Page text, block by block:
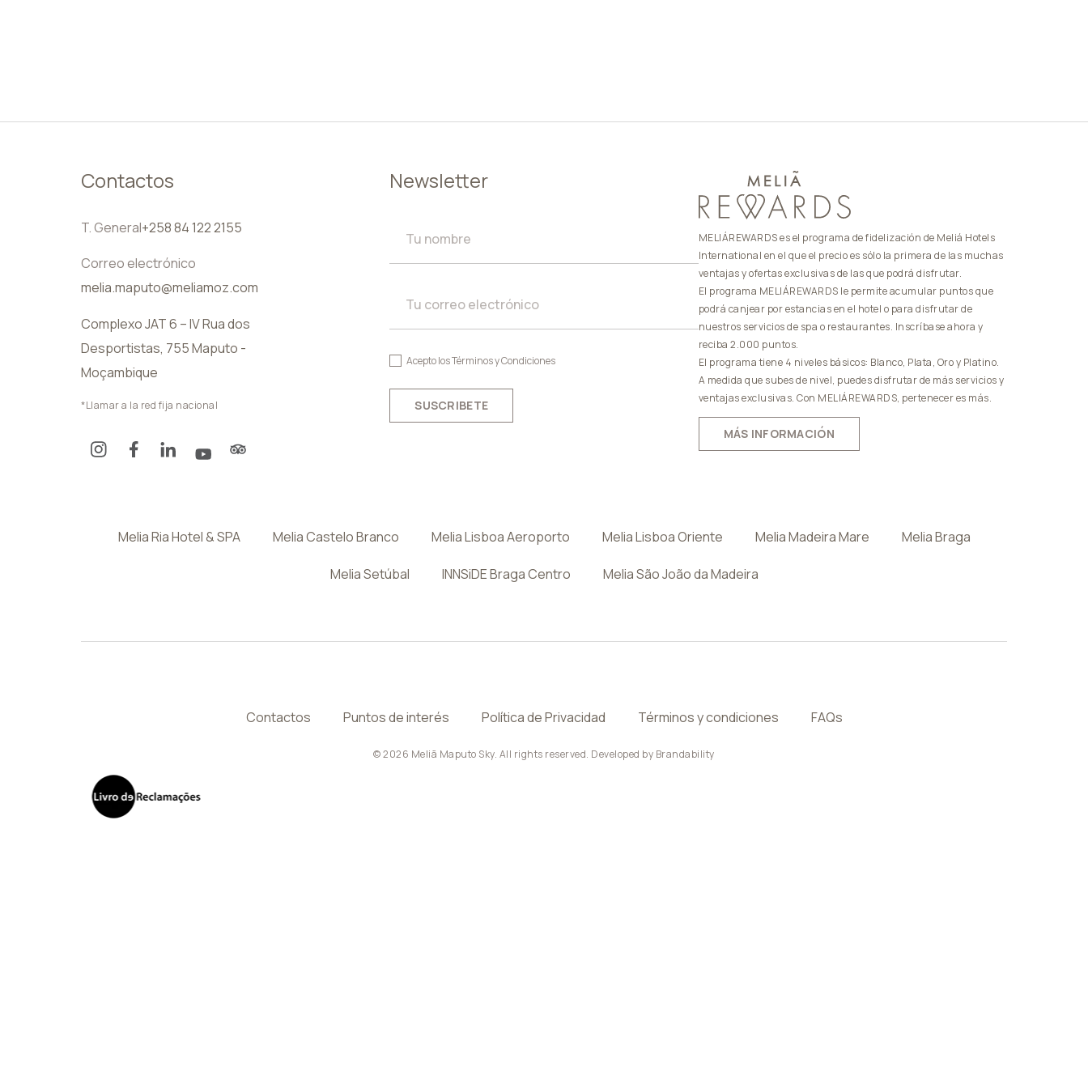
Contactos
T. General+258 84 122 2155
Correo electrónico
melia.maputo@meliamoz.com
Complexo JAT 6 – IV Rua dos
Desportistas, 755 Maputo -
Moçambique
*Llamar a la red fija nacional
Newsletter
Acepto losTérminos y Condiciones
SUSCRIBETE
MELIÁREWARDS es el programa de fidelización de Meliá Hotels
International en el que el precio es sólo la primera de las muchas
ventajas y ofertas exclusivas de las que podrá disfrutar.
El programa MELIÁREWARDS le permite acumular puntos que
podrá canjear por estancias en el hotel o para disfrutar de
nuestros servicios de spa o restaurantes. Inscríbase ahora y
reciba 2.000 puntos.
El programa tiene 4 niveles básicos: Blanco, Plata, Oro y Platino.
A medida que subes de nivel, puedes disfrutar de más servicios y
ventajas exclusivas. Con MELIÁREWARDS, pertenecer es más.
MÁS INFORMACIÓN
Melia Ria Hotel & SPA Melia Castelo Branco Melia Lisboa Aeroporto Melia Lisboa Oriente Melia Madeira Mare Melia Braga
Melia Setúbal INNSiDE Braga Centro Melia São João da Madeira
Contactos Puntos de interés Política de Privacidad Términos y condiciones FAQs
© 2026 Meliã Maputo Sky. All rights reserved. Developed by Brandability